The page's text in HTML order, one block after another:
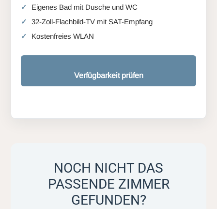
Eigenes Bad mit Dusche und WC
32-Zoll-Flachbild-TV mit SAT-Empfang
Kostenfreies WLAN
Verfügbarkeit prüfen
NOCH NICHT DAS
PASSENDE ZIMMER
GEFUNDEN?